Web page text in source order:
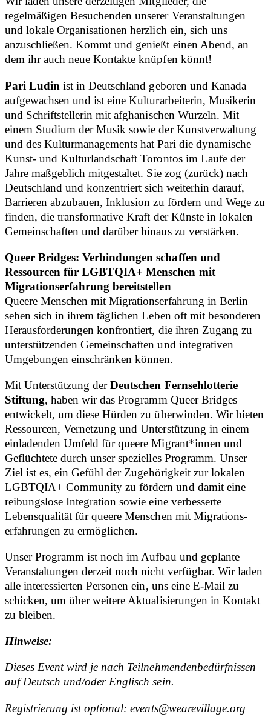
regelmäßigen Besuchenden unserer Veranstaltungen
und lokale Organisationen herzlich ein, sich uns
anzuschließen. Kommt und genießt einen Abend, an
dem ihr auch neue Kontakte knüpfen könnt!
Pari Ludinist in Deutschland geboren und Kanada
aufgewachsen und ist eine Kulturarbeiterin, Musikerin
und Schriftstellerin mit afghanischen Wurzeln. Mit
einem Studium der Musik sowie der Kunstverwaltung
und des Kulturmanagements hat Pari die dynamische
Kunst- und Kulturlandschaft Torontos im Laufe der
Jahre maßgeblich mitgestaltet. Sie zog (zurück) nach
Deutschland und konzentriert sich weiterhin darauf,
Barrieren abzubauen, Inklusion zu fördern und Wege zu
finden, die transformative Kraft der Künste in lokalen
Gemeinschaften und darüber hinaus zu verstärken.
Queer Bridges: Verbindungen schaffen und
Ressourcen für LGBTQIA+ Menschen mit
Migrationserfahrung bereitstellen
Queere Menschen mit Migrationserfahrung in Berlin
sehen sich in ihrem täglichen Leben oft mit besonderen
Herausforderungen konfrontiert, die ihren Zugang zu
unterstützenden Gemeinschaften und integrativen
Umgebungen einschränken können.
Mit Unterstützung derDeutschen Fernsehlotterie
Stiftung, haben wir das Programm Queer Bridges
entwickelt, um diese Hürden zu überwinden. Wir bieten
Ressourcen, Vernetzung und Unterstützung in einem
einladenden Umfeld für queere Migrant*innen und
Geflüchtete durch unser spezielles Programm. Unser
Ziel ist es, ein Gefühl der Zugehörigkeit zur lokalen
LGBTQIA+ Community zu fördern und damit eine
reibungslose Integration sowie eine verbesserte
Lebensqualität für queere Menschen mit Migrations­
erfahrungen zu ermöglichen.
Unser Programm ist noch im Aufbau und geplante
Veranstaltungen derzeit noch nicht verfügbar. Wir laden
alle interessierten Personen ein, uns eine E-Mail zu
schicken, um über weitere Aktualisierungen in Kontakt
zu bleiben.
Hinweise:
Dieses Event wird je nach Teilnehmendenbedürfnissen
auf Deutsch und/oder Englisch sein.
Registrierung ist optional: events@wearevillage.org